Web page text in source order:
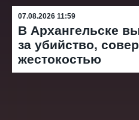
07.08.2026 11:59
В Архангельске
за убийство,
жестокостью